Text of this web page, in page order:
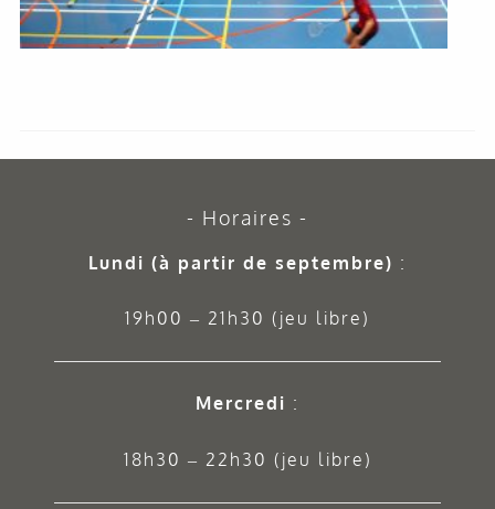
Horaires
Lundi (à partir de septembre) :
19h00 – 21h30 (jeu libre)
Mercredi :
18h30 – 22h30 (jeu libre)